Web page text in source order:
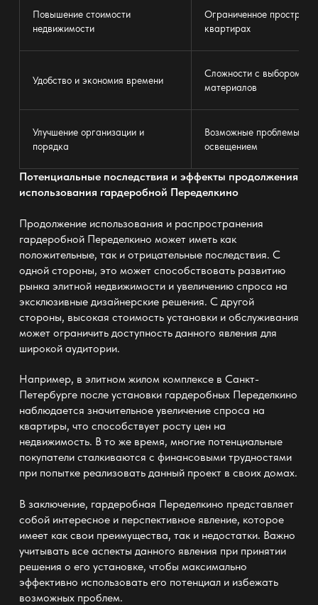
Повышение стоимости
недвижимости
Ограниченное
квартирах
Удобство и экономия времени
Сложности с выбором
материалов
Улучшение организации и
порядка
Возможные проблемы с
освещением
Потенциальные последствия и эффекты продолжения
использования гардеробной Переделкино
Продолжение использования и распространения
гардеробной Переделкино может иметь как
положительные, так и отрицательные последствия. С
одной стороны, это может способствовать развитию
рынка элитной недвижимости и увеличению спроса на
эксклюзивные дизайнерские решения. С другой
стороны, высокая стоимость установки и обслуживания
может ограничить доступность данного явления для
широкой аудитории.
Например, в элитном жилом комплексе в Санкт-
Петербурге после установки гардеробных Переделкино
наблюдается значительное увеличение спроса на
квартиры, что способствует росту цен на
недвижимость. В то же время, многие потенциальные
покупатели сталкиваются с финансовыми трудностями
при попытке реализовать данный проект в своих домах.
В заключение, гардеробная Переделкино представляет
собой интересное и перспективное явление, которое
имеет как свои преимущества, так и недостатки. Важно
учитывать все аспекты данного явления при принятии
решения о его установке, чтобы максимально
эффективно использовать его потенциал и избежать
возможных проблем.